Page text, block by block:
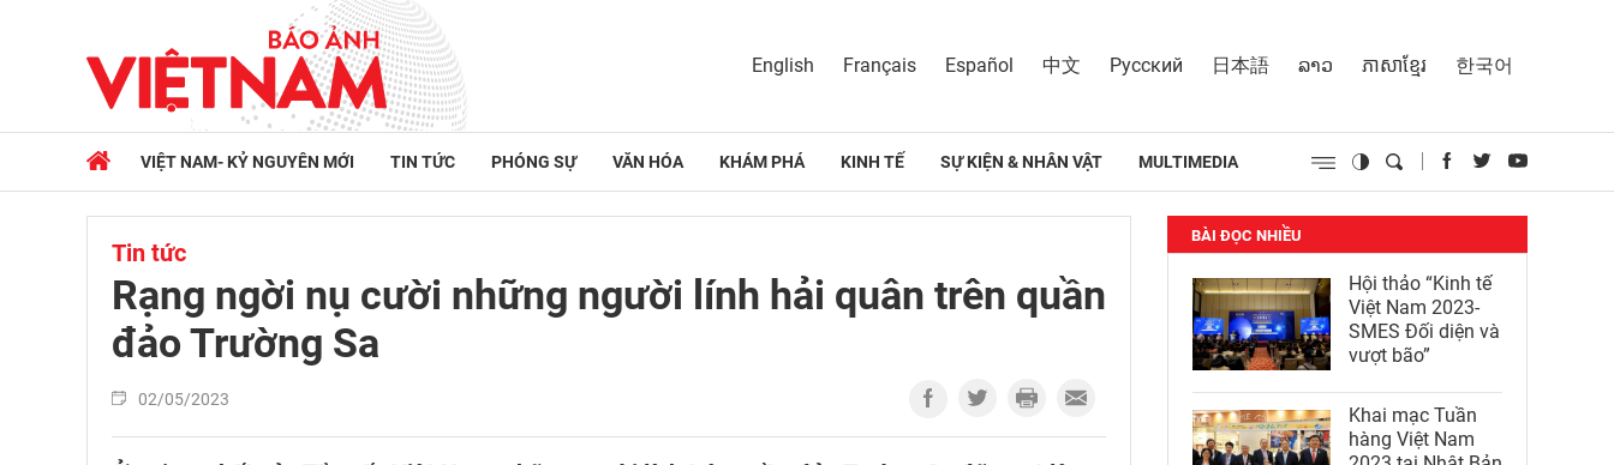
English Français Español 中文 Русский 日本語 ລາວ ភាសាខ្មែរ 한국어
VIỆT NAM- KỶ NGUYÊN MỚI TIN TỨC PHÓNG SỰ VĂN HÓA KHÁM PHÁ KINH TẾ SỰ KIỆN & NHÂN VẬT MULTIMEDIA
Tin tức
Rạng ngời nụ cười những người lính hải quân trên quần
đảo Trường Sa
02/05/2023
BÀI ĐỌC NHIỀU
Hội thảo “Kinh tế
Việt Nam 2023-
SMES Đối diện và
vượt bão”
Khai mạc Tuần
hàng Việt Nam